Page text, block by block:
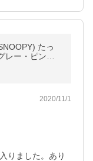
たっ
レー・ピン
2020/11/1
りました。あり